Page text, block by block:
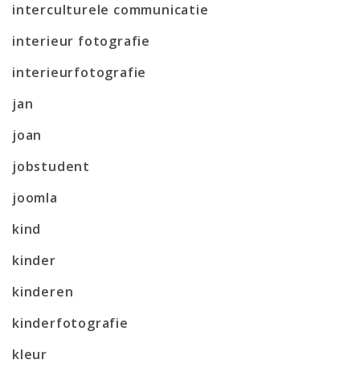
interculturele communicatie
interieur fotografie
interieurfotografie
jan
joan
jobstudent
joomla
kind
kinder
kinderen
kinderfotografie
kleur